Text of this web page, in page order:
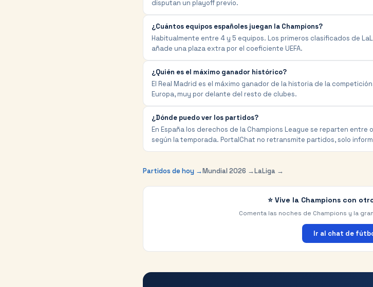
disputan un playoff previo.
¿Cuántos equipos españoles juegan la Champions?
Habitualmente entre 4 y 5 equipos. Los primeros clasificados de
añade una plaza extra por el coeficiente UEFA.
¿Quién es el máximo ganador histórico?
El Real Madrid es el máximo ganador de la historia de la
Europa, muy por delante del resto de clubes.
¿Dónde puedo ver los partidos?
En España los derechos de la Champions League se reparten entre
según la temporada. PortalChat no retransmite partidos, solo
Partidos de hoy →Mundial 2026 →LaLiga →
⭐ Vive la Champions con
Comenta las noches de Champions y la
Ir al chat de